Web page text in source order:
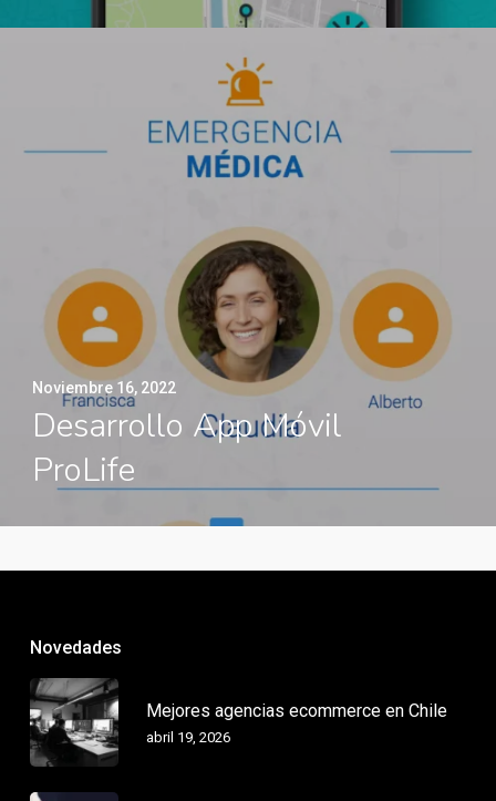
Noviembre 16, 2022
Desarrollo App Móvil
ProLife
Novedades
Mejores agencias ecommerce en Chile
abril 19, 2026